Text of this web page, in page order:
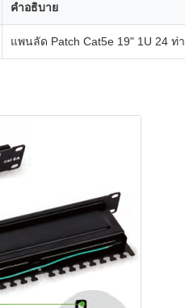
คําอธิบาย
แพนลัด Patch Cat5e 19" 1U 24 ท่า